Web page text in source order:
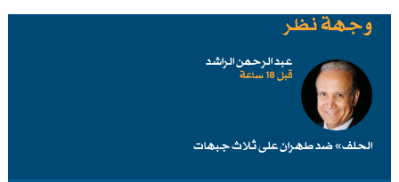
وجهة نظر
عبد الرحمن الراشد
قبل 18 ساعة
الحلف» ضد طهرانَ على ثلاث جبهات